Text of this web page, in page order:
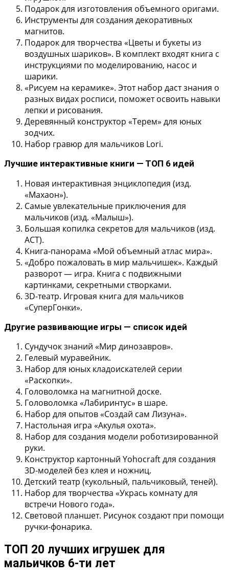
Подарок для изготовления объемного оригами.
Инструменты для создания декоративных
магнитов.
Подарок для творчества «Цветы и букеты из
воздушных шариков». В комплект входят книга с
инструкциями по моделированию, насос и
шарики.
«Рисуем на керамике». Этот набор даст знания о
разных видах росписи, поможет освоить навыки
лепки и рисования.
Деревянный конструктор «Терем» для юных
зодчих.
Набор гравюр для мальчиков Lori.
Лучшие интерактивные книги — ТОП 6 идей
Новая интерактивная энциклопедия (изд.
«Махаон»).
Самые увлекательные приключения для
мальчиков (изд. «Малыш»).
Большая копилка секретов для мальчиков (изд.
АСТ).
Книга-панорама «Мой объемный атлас мира».
«Добро пожаловать в мир мальчишек». Каждый
разворот — игра. Книга с подвижными
картинками, секретными створками.
3D-театр. Игровая книга для мальчиков
«СуперГонки».
Другие развивающие игры — список идей
Сундучок знаний «Мир динозавров».
Гелевый муравейник.
Набор для юных кладоискателей серии
«Раскопки».
Головоломка на магнитной доске.
Головоломка «Лабиринтус» в шаре.
Набор для опытов «Создай сам Лизуна».
Настольная игра «Акулья охота».
Набор для создания модели роботизированной
руки.
Конструктор картонный Yohocraft для создания
3D-моделей без клея и ножниц.
Детский театр (кукольный, пальчиковый, теней).
Набор для творчества «Укрась комнату для
встречи Нового года».
Световой планшет. Рисунок создают при помощи
ручки-фонарика.
ТОП 20 лучших игрушек для
мальичков 6-ти лет